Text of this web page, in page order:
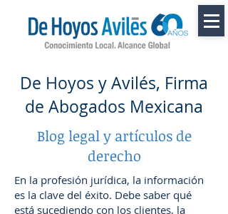
De Hoyos y Avilés, Firma
de Abogados Mexicana
Blog legal y artículos de
derecho
En la profesión jurídica, la información
es la clave del éxito. Debe saber qué
está sucediendo con los clientes, la